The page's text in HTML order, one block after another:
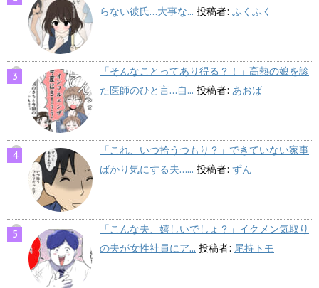
らない彼氏…大事な... 投稿者: ふくふく
「そんなことってあり得る？！」高熱の娘を診
た医師のひと言…自... 投稿者: あおば
「これ、いつ拾うつもり？」できていない家事
ばかり気にする夫…... 投稿者: ずん
「こんな夫、嬉しいでしょ？」イクメン気取り
の夫が女性社員にア... 投稿者: 尾持トモ